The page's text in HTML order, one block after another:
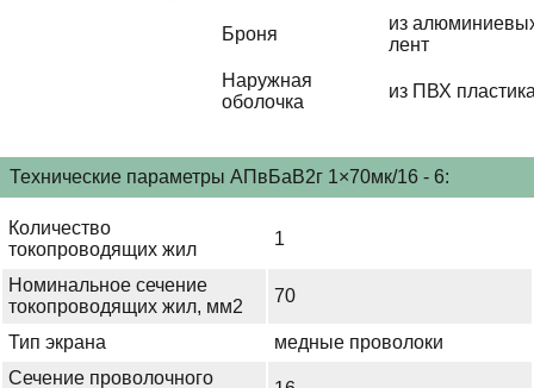
Броня
из
лент
Наружная
оболочка
из ПВХ
Технические параметры АПвБаВ2г 1×70мк/16 - 6:
Количество
токопроводящих жил
1
Номинальное сечение
токопроводящих жил, мм2
70
Тип экрана
медные проволоки
Сечение проволочного